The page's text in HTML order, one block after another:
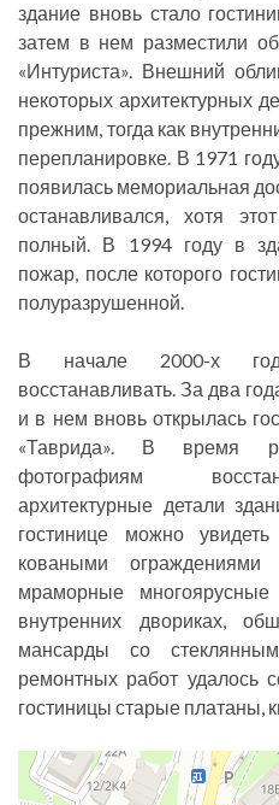
здание вновь стало
затем в нем разместили
«Интуриста». Внешний
некоторых архитектурных
прежним, тогда как
перепланировке. В 1971
появилась мемориальная
останавливался, хотя
полный. В 1994 году в
пожар, после которого
полуразрушенной.
В начале 2000-х
восстанавливать. За два
и в нем вновь открылась
«Таврида». В время
фотографиям
архитектурные детали
гостинице можно
коваными
мраморные
внутренних двориках,
мансарды со
ремонтных работ удалось
гостиницы старые платаны,